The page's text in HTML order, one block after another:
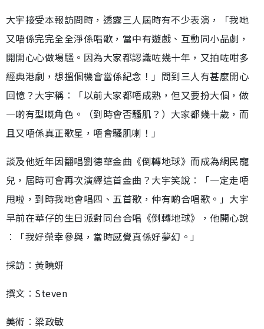
大宇接受本報訪問時，透露三人屆時有不少表演，「我哋
又唔係完完全全淨係唱歌，當中有遊戲、互動同小品劇，
開開心心做場騷。因為大家都認識咗幾十年，又拍咗咁多
經典港劇，想搵個機會當係紀念！」問到三人有甚麼開心
回憶？大宇稱︰「以前大家都唔成熟，但又要扮大個，做
一啲有型嘅角色。（到時會否騷肌？）大家都幾十歲，而
且又唔係真正歌星，唔會騷肌喇！」
談及他近年因翻唱劉德華金曲《倒轉地球》而成為網民寵
兒，屆時可會再次演繹這首金曲？大宇笑說︰「一定走唔
甩啦，到時我哋會唱四、五首歌，仲有啲合唱歌。」大宇
早前在華仔的生日派對同台合唱《倒轉地球》，他開心說
︰「我好榮幸參與，當時感覺真係好夢幻。」
採訪︰黃曉妍
撰文︰Steven
美術︰梁政敏